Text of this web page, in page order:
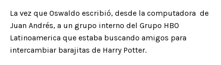
La vez que Oswaldo escribió, desde la computadora de
Juan Andrés, a un grupo interno del Grupo HBO
Latinoamerica que estaba buscando amigos para
intercambiar barajitas de Harry Potter.